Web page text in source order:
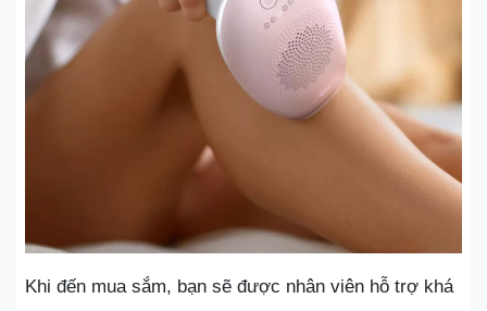
Khi đến mua sắm, bạn sẽ được nhân viên hỗ trợ khá